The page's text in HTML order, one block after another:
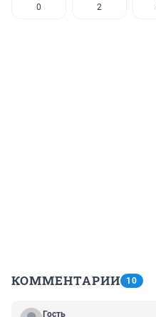
0 2
КОММЕНТАРИИ 10
Гость